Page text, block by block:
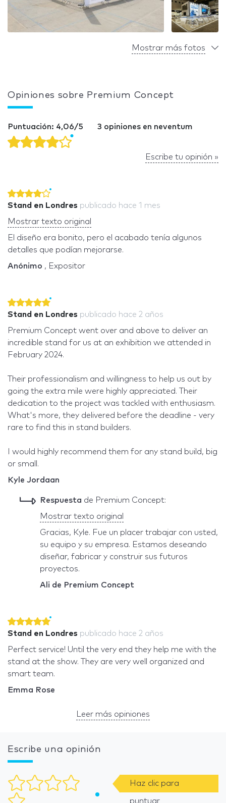
Mostrar más fotos
Opiniones sobre Premium Concept
Puntuación: 4,06/5 3 opiniones en neventum
Escribe tu opinión »
Stand en Londres publicado hace 1 mes
Mostrar texto original
El diseño era bonito, pero el acabado tenía algunos
detalles que podían mejorarse.
Anónimo , Expositor
Stand en Londres publicado hace 2 años
Premium Concept went over and above to deliver an
incredible stand for us at an exhibition we attended in
February 2024.
Their professionalism and willingness to help us out by
going the extra mile were highly appreciated. Their
dedication to the project was tackled with enthusiasm.
What's more, they delivered before the deadline - very
rare to find this in stand builders.
I would highly recommend them for any stand build, big
or small.
Kyle Jordaan
Respuesta de Premium Concept:
Mostrar texto original
Gracias, Kyle. Fue un placer trabajar con usted,
su equipo y su empresa. Estamos deseando
diseñar, fabricar y construir sus futuros
proyectos.
Ali de Premium Concept
Stand en Londres publicado hace 2 años
Perfect service! Until the very end they help me with the
stand at the show. They are very well organized and
smart team.
Emma Rose
Leer más opiniones
Escribe una opinión
Haz clic para
puntuar